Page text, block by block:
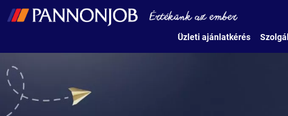
Üzleti ajánlatkérés